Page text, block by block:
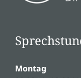
Montag